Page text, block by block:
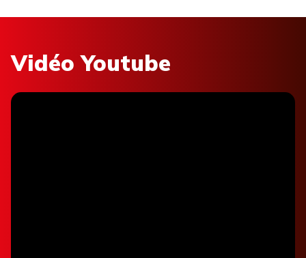
Vidéo Youtube